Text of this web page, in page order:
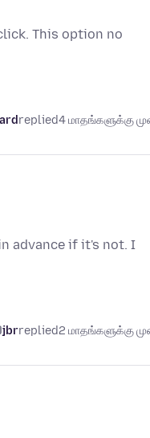
This option no
replied4 மாதங்களுக்கு
advance if it's not. I
jbrreplied2 மாதங்களுக்கு